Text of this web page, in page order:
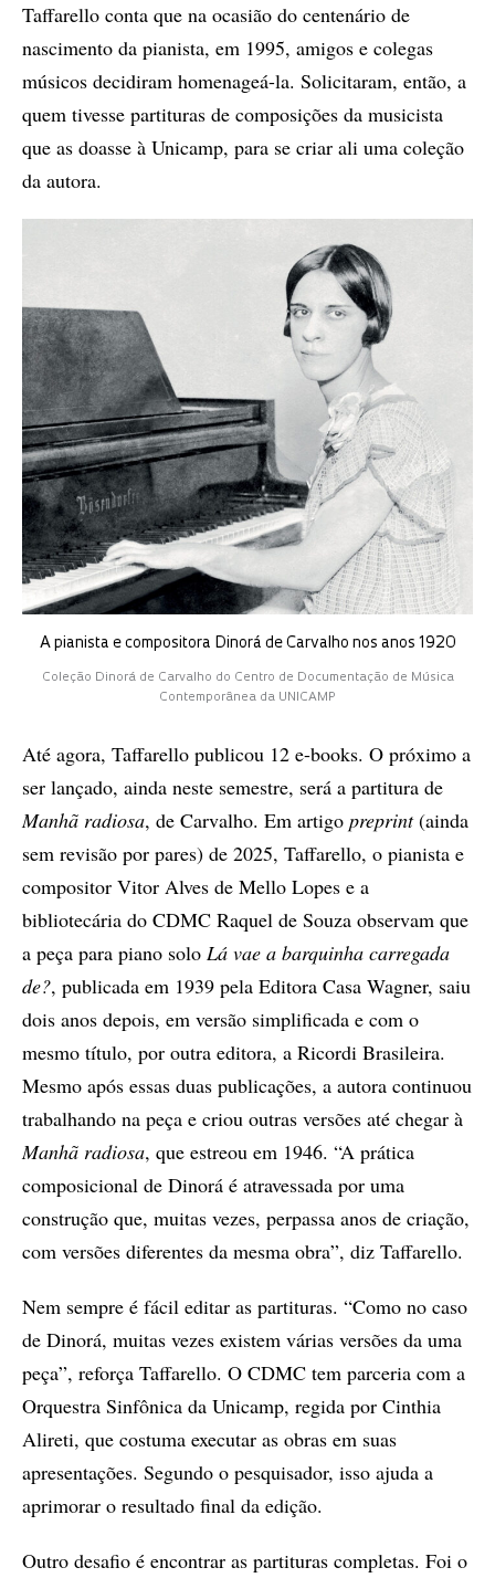
Taffarello conta que na ocasião do centenário de
nascimento da pianista, em 1995, amigos e colegas
músicos decidiram homenageá-la. Solicitaram, então, a
quem tivesse partituras de composições da musicista
que as doasse à Unicamp, para se criar ali uma coleção
da autora.
A pianista e compositora Dinorá de Carvalho nos anos 1920
Coleção Dinorá de Carvalho do Centro de Documentação de Música
Contemporânea da UNICAMP
Até agora, Taffarello publicou 12 e-books. O próximo a
ser lançado, ainda neste semestre, será a partitura de
Manhã radiosa, de Carvalho. Em artigo preprint(ainda
sem revisão por pares) de 2025, Taffarello, o pianista e
compositor Vitor Alves de Mello Lopes e a
bibliotecária do CDMC Raquel de Souza observam que
a peça para piano solo Lá vae a barquinha carregada
de?, publicada em 1939 pela Editora Casa Wagner, saiu
dois anos depois, em versão simplificada e com o
mesmo título, por outra editora, a Ricordi Brasileira.
Mesmo após essas duas publicações, a autora continuou
trabalhando na peça e criou outras versões até chegar à
Manhã radiosa, que estreou em 1946. “A prática
composicional de Dinorá é atravessada por uma
construção que, muitas vezes, perpassa anos de criação,
com versões diferentes da mesma obra”, diz Taffarello.
Nem sempre é fácil editar as partituras. “Como no caso
de Dinorá, muitas vezes existem várias versões da uma
peça”, reforça Taffarello. O CDMC tem parceria com a
Orquestra Sinfônica da Unicamp, regida por Cinthia
Alireti, que costuma executar as obras em suas
apresentações. Segundo o pesquisador, isso ajuda a
aprimorar o resultado final da edição.
Outro desafio é encontrar as partituras completas. Foi o